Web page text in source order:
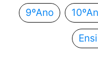
9ºAno